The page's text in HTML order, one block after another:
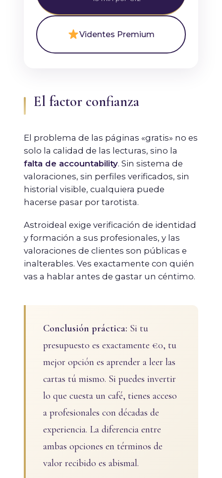
Videntes Premium
El factor confianza
El problema de las páginas «gratis» no es
solo la calidad de las lecturas, sino la
falta de accountability. Sin sistema de
valoraciones, sin perfiles verificados, sin
historial visible, cualquiera puede
hacerse pasar por tarotista.
Astroideal exige verificación de identidad
y formación a sus profesionales, y las
valoraciones de clientes son públicas e
inalterables. Ves exactamente con quién
vas a hablar antes de gastar un céntimo.
Conclusión práctica: Si tu
presupuesto es exactamente €0, tu
mejor opción es aprender a leer las
cartas tú mismo. Si puedes invertir
lo que cuesta un café, tienes acceso
a profesionales con décadas de
experiencia. La diferencia entre
ambas opciones en términos de
valor recibido es abismal.